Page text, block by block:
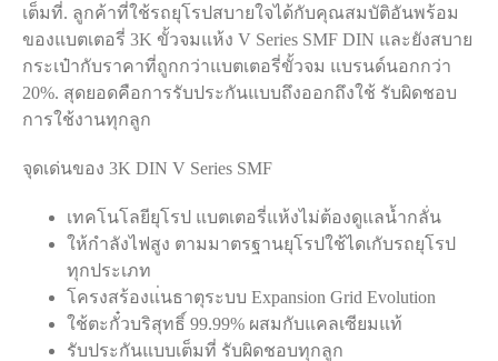
เต็มที่. ลูกค้าที่ใช้รถยุโรปสบายใจได้กับคุณสมบัติอันพร้อม
ของแบตเตอรี่ 3K ขั้วจมแห้ง V Series SMF DIN และยังสบาย
กระเป๋ากับราคาที่ถูกกว่าแบตเตอรี่ขั้วจม แบรนด์นอกกว่า
20%. สุดยอดคือการรับประกันแบบถึงออกถึงใช้ รับผิดชอบ
การใช้งานทุกลูก
จุดเด่นของ 3K DIN V Series SMF
เทคโนโลยียุโรป แบตเตอรี่แห้งไม่ต้องดูแลน้ำกลั่น
ให้กำลังไฟสูง ตามมาตรฐานยุโรปใช้ไดเกับรถยุโรป
ทุกประเภท
โครงสร้องแ่นธาตุระบบ Expansion Grid Evolution
ใช้ตะกั๋วบริสุทธิ์ 99.99% ผสมกับแคลเซียมแท้
รับประกันแบบเต็มที่ รับผิดชอบทุกลูก